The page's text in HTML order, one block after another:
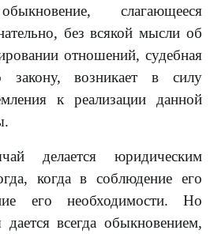
слагающееся
без всякой мысли об
отношений, судебная
закону, возникает в силу
к реализации данной
делается юридическим
когда в соблюдение его
его необходимости. Но
всегда обыкновением,